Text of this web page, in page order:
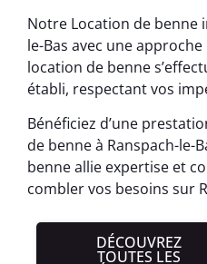
Notre Location de benne
le-Bas avec une
location de benne
établi, respectant vos
Bénéficiez d’une
de benne à Ranspach-le-
benne allie expertise et
combler vos besoins sur
DÉCOUVREZ
TOUTES LES